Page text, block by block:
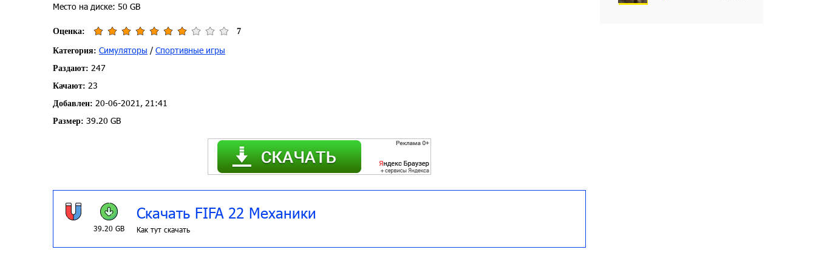
Место на диске: 50 GB
Оценка: 7
Категория: Симуляторы / Спортивные игры
Раздают: 247
Качают: 23
Добавлен: 20-06-2021, 21:41
Размер: 39.20 GB
39.20 GB
Скачать FIFA 22 Механики
Как тут скачать